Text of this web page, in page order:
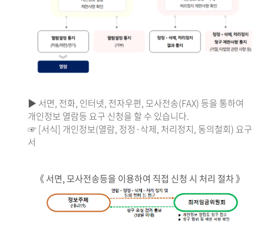
▶ 서면, 전화, 인터넷, 전자우편, 모사전송(FAX) 등을 통하여
개인정보 열람등 요구 신청을 할 수 있습니다.
☞ [서식] 개인정보(열람, 정정·삭제, 처리정지, 동의철회) 요구
서
《 서면, 모사전송등을 이용하여 직접 신청 시 처리 절차 》